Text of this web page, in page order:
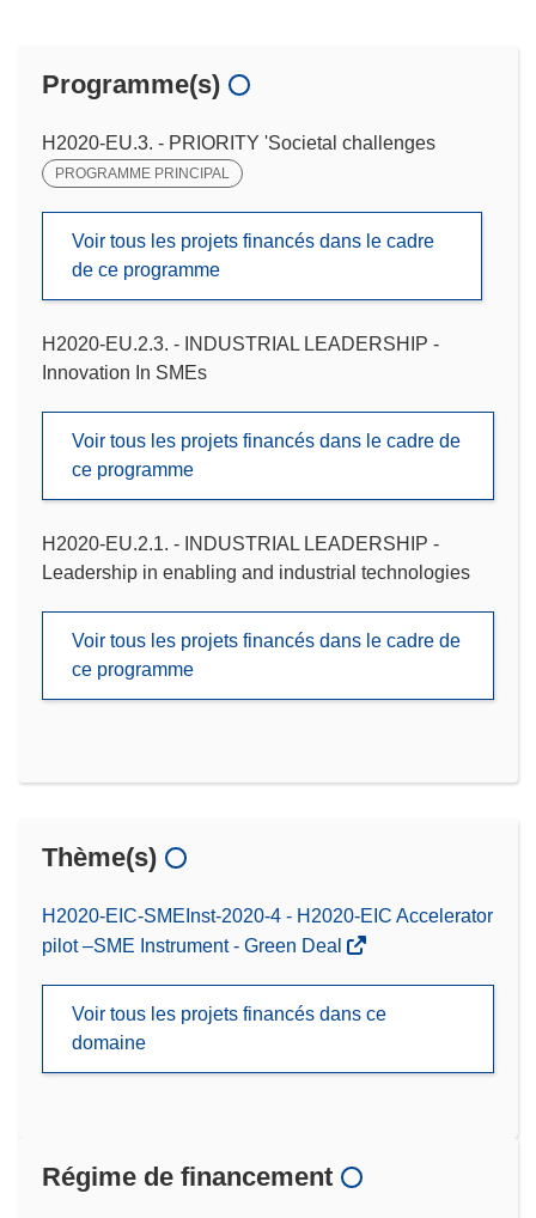
Programme(s)
H2020-EU.3. - PRIORITY 'Societal challenges
PROGRAMME PRINCIPAL
Voir tous les projets financés dans le cadre
de ce programme
H2020-EU.2.3. - INDUSTRIAL LEADERSHIP -
Innovation In SMEs
Voir tous les projets financés dans le cadre de
ce programme
H2020-EU.2.1. - INDUSTRIAL LEADERSHIP -
Leadership in enabling and industrial technologies
Voir tous les projets financés dans le cadre de
ce programme
Thème(s)
H2020-EIC-SMEInst-2020-4 - H2020-EIC Accelerator
pilot –SME Instrument - Green Deal
Voir tous les projets financés dans ce
domaine
Régime de financement